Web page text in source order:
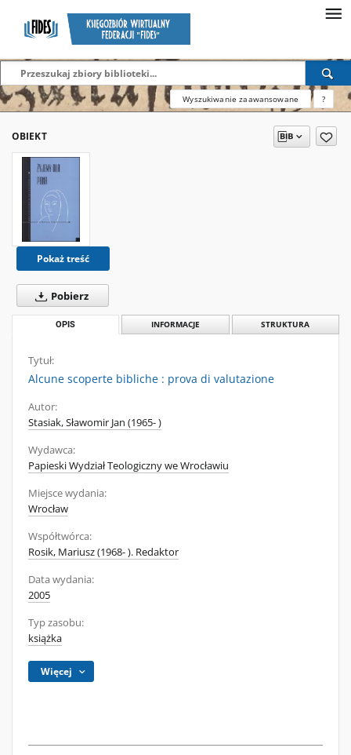
Wyszukiwanie zaawansowane ?
OBIEKT
Pokaż treść
Pobierz
OPIS INFORMACJE STRUKTURA
Tytuł:
Alcune scoperte bibliche : prova di valutazione
Autor:
Stasiak, Sławomir Jan (1965- )
Wydawca:
Papieski Wydział Teologiczny we Wrocławiu
Miejsce wydania:
Wrocław
Współtwórca:
Rosik, Mariusz (1968- ). Redaktor
Data wydania:
2005
Typ zasobu:
książka
Więcej